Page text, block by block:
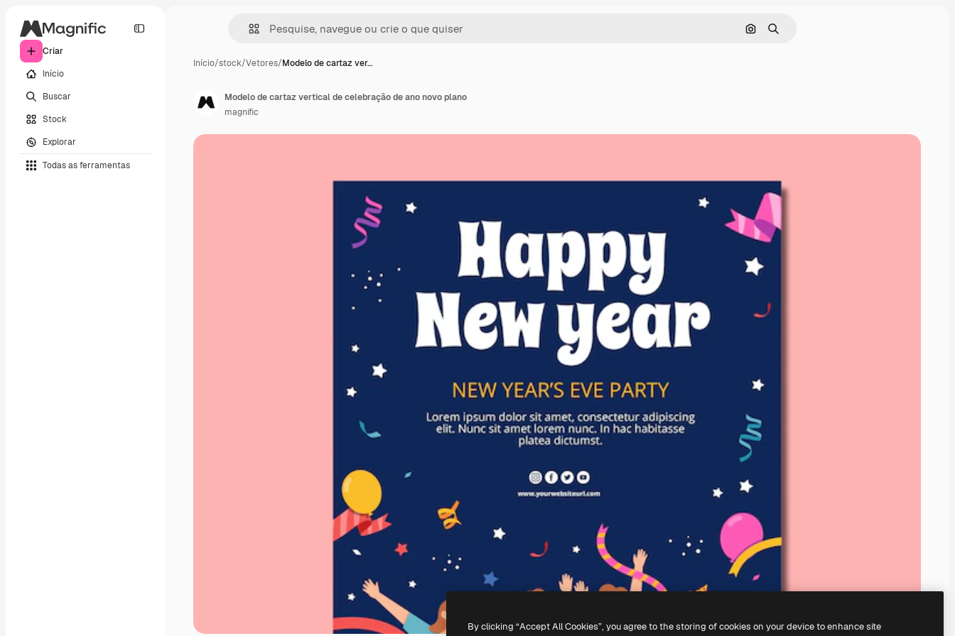
Criar
Início
Buscar
Stock
Explorar
Todas as ferramentas
Pesquisar por imagem
Buscar
Início/stock/Vetores/Modelo de cartaz ver…
Modelo de cartaz vertical de celebração de ano novo plano
magnific
By clicking “Accept All Cookies”, you agree to the storing of cookies on your device to enhance site